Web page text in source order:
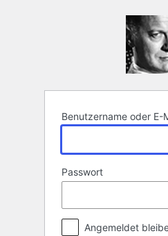
Benutzername oder E-
Passwort
Angemeldet